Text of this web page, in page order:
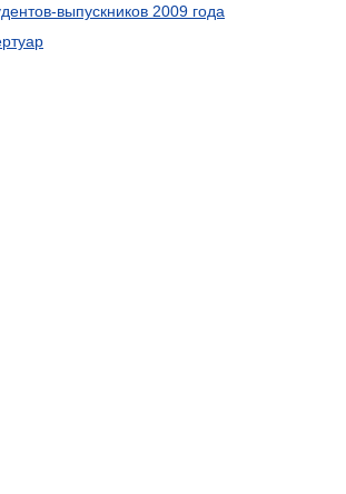
выпускников 2009 года